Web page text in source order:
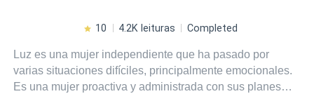
10 4.2K leituras Completed
Luz es una mujer independiente que ha pasado por
varias situaciones difíciles, principalmente emocionales.
Es una mujer proactiva y administrada con sus planes